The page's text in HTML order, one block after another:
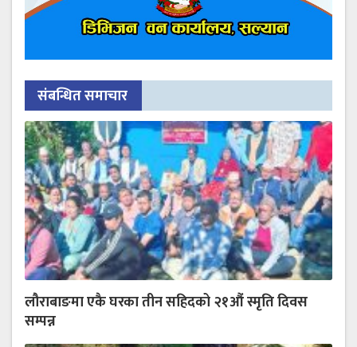
संबन्धित समाचार
लौराबाङमा एकै घरका तीन सहिदको २१औं स्मृति दिवस
सम्पन्न